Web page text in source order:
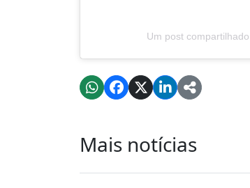
Um post
Mais notícias